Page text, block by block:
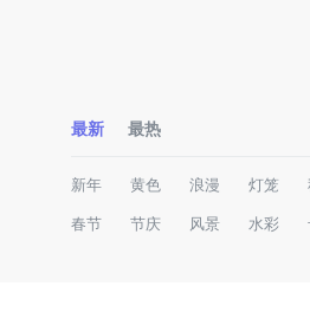
最新 最热
新年 黄色 浪漫 灯笼
春节 节庆 风景 水彩